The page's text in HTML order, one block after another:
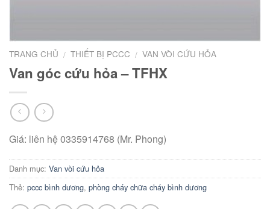
TRANG CHỦ / THIẾT BỊ PCCC / VAN VÒI CỨU HỎA
Van góc cứu hỏa – TFHX
Giá: liên hệ 0335914768 (Mr. Phong)
Danh mục: Van vòi cứu hỏa
Thẻ: pccc bình dương, phòng cháy chữa cháy bình dương